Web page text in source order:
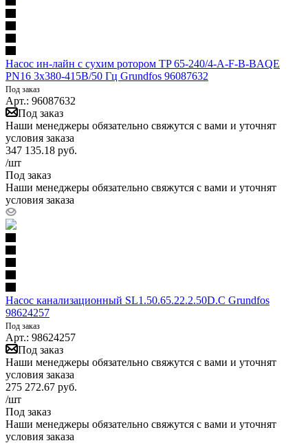
Насос ин-лайн с сухим ротором TP 65-240/4-A-F-B-BAQE
PN16 3х380-415В/50 Гц Grundfos 96087632
Под заказ
Арт.: 96087632
Под заказ
Наши менеджеры обязательно свяжутся с вами и уточнят
условия заказа
347 135.18 руб.
/шт
Под заказ
Наши менеджеры обязательно свяжутся с вами и уточнят
условия заказа
Насос канализационный SL1.50.65.22.2.50D.C Grundfos
98624257
Под заказ
Арт.: 98624257
Под заказ
Наши менеджеры обязательно свяжутся с вами и уточнят
условия заказа
275 272.67 руб.
/шт
Под заказ
Наши менеджеры обязательно свяжутся с вами и уточнят
условия заказа